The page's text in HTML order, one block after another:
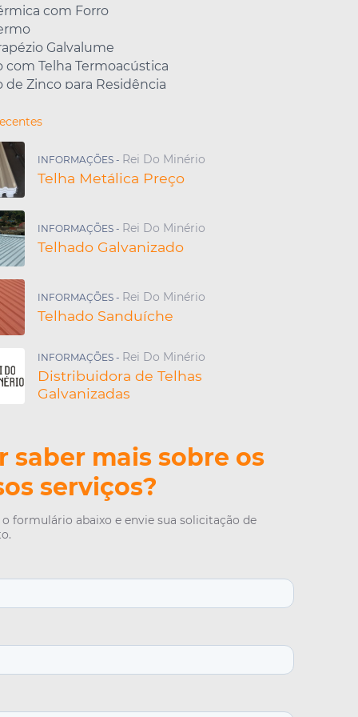
com Forro
Galvalume
com Telha Termoacústica
de Zinco para Residência
Galvanizado Sanduíche
Aço Galvanizado
Aluzinco com Isopor
Telha Galvalume
Telha Galvanizada
de Telha Sanduíche
com Isopor
Telha Isotérmica
Telha Sanduíche
Zincado
de Telha de Aço
Galvanizado Preço m2
Zinco Sanduíche
Metal
com Isopor
Termoacústica
Alumínio
Zinco Galvanizada
Sanduíche
Telha Termoacustica
INFORMAÇÕES - Rei Do Minério
Telha Metálica Preço
INFORMAÇÕES - Rei Do Minério
Telhado Galvanizado
INFORMAÇÕES - Rei Do Minério
Telhado Sanduíche
INFORMAÇÕES - Rei Do Minério
Distribuidora de Telhas
Galvanizadas
saber mais sobre os
serviços?
o formulário abaixo e envie sua solicitação de